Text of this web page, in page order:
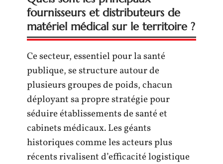
fournisseurs et distributeurs de
matériel médical sur le territoire ?
Ce secteur, essentiel pour la santé
publique, se structure autour de
plusieurs groupes de poids, chacun
déployant sa propre stratégie pour
séduire établissements de santé et
cabinets médicaux. Les géants
historiques comme les acteurs plus
récents rivalisent d’efficacité logistique